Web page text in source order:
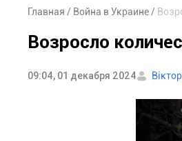
Главная Война в Украине
Возросло
09:04, 01 декабря 2024